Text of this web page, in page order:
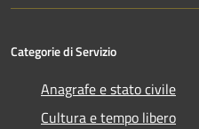
Categorie di Servizio
Anagrafe e stato civile
Cultura e tempo libero